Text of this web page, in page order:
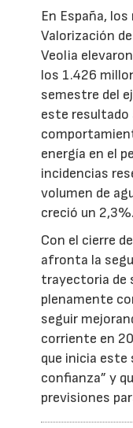
En España,
Valorización
Veolia
los 1.426
semestre del
este resultado
energía en el
incidencias
volumen de
creció un 2,3%.
Con el cierre
afronta la
trayectoria de
plenamente
seguir
corriente en
que inicia este
confianza” y
previsiones